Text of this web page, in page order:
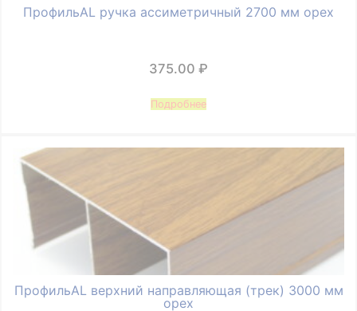
ПрофильAL ручка ассиметричный 2700 мм орех
375.00 ₽
Подробнее
ПрофильAL верхний направляющая (трек) 3000 мм
орех